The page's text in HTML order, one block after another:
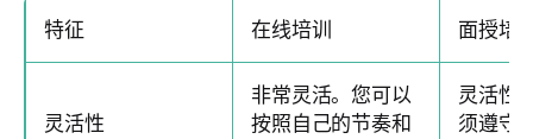
特征 在线培训 面授培
灵活性
非常灵活。您可以
按照自己的节奏和
灵活性
须遵守